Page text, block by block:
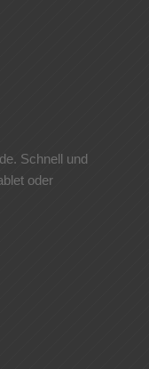
Schnell und
oder